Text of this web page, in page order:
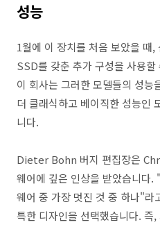
성능
1월에 이 장치를 처음 보았을 때
SSD를 갖춘 추가 구성을 사용
이 회사는 그러한 모델들의 성능
더 클래식하고 베이직한 성능인
니다.
Dieter Bohn 버지 편집장은
웨어에 깊은 인상을 받았습니다.
웨어 중 가장 멋진 것 중 하나"라
특한 디자인을 선택했습니다. 즉